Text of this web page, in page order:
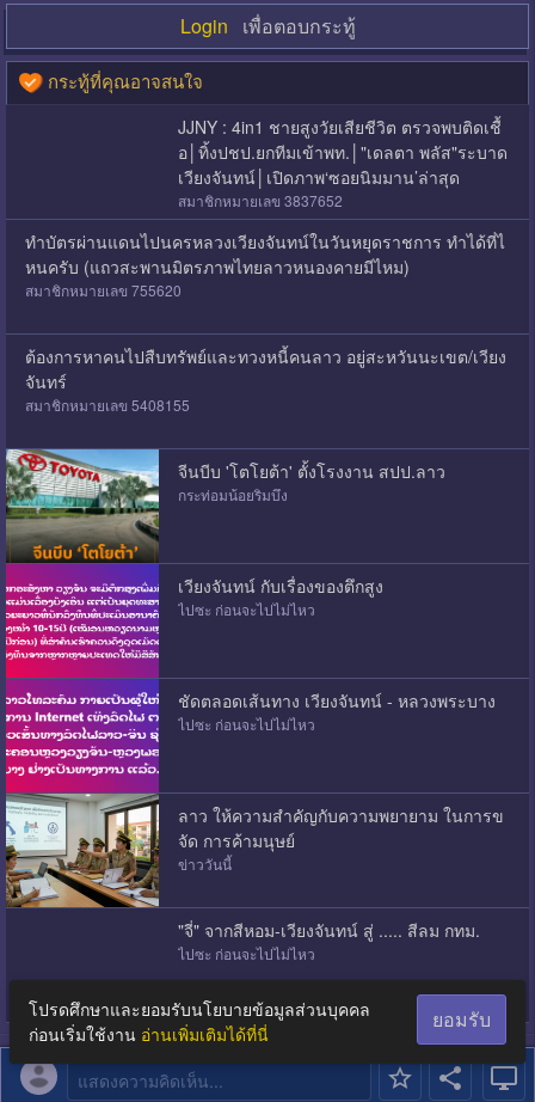
Login เพื่อตอบกระทู้
แสดงความคิดเห็น...
กระทู้ที่คุณอาจสนใจ
JJNY : 4in1 ชายสูงวัยเสียชีวิต ตรวจพบติดเชื้
อ│ทิ้งปชป.ยกทีมเข้าพท.│"เดลตา พลัส"ระบาด
เวียงจันทน์│เปิดภาพ‘ซอยนิมมาน’ล่าสุด
สมาชิกหมายเลข 3837652
ทำบัตรผ่านแดนไปนครหลวงเวียงจันทน์ในวันหยุดราชการ ทำได้ที่ไ
หนครับ (แถวสะพานมิตรภาพไทยลาวหนองคายมีไหม)
สมาชิกหมายเลข 755620
ต้องการหาคนไปสืบทรัพย์และทวงหนี้คนลาว อยู่สะหวันนะเขต/เวียง
จันทร์
สมาชิกหมายเลข 5408155
จีนบีบ 'โตโยต้า' ตั้งโรงงาน สปป.ลาว
กระท่อมน้อยริมบึง
เวียงจันทน์ กับเรื่องของตึกสูง
ไปซะ ก่อนจะไปไม่ไหว
ชัดตลอดเส้นทาง เวียงจันทน์ - หลวงพระบาง
ไปซะ ก่อนจะไปไม่ไหว
ลาว ให้ความสําคัญกับความพยายาม ในการข
จัด การค้ามนุษย์
ข่าววันนี้
"จี่" จากสีหอม-เวียงจันทน์ สู่ ..... สีลม กทม.
ไปซะ ก่อนจะไปไม่ไหว
โปรดศึกษาและยอมรับนโยบายข้อมูลส่วนบุคคล
ก่อนเริ่มใช้งาน อ่านเพิ่มเติมได้ที่นี่
ยอมรับ